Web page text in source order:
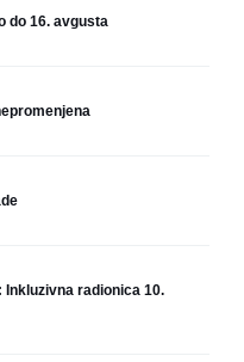
do 16. avgusta
Inkluzivna radionica 10.